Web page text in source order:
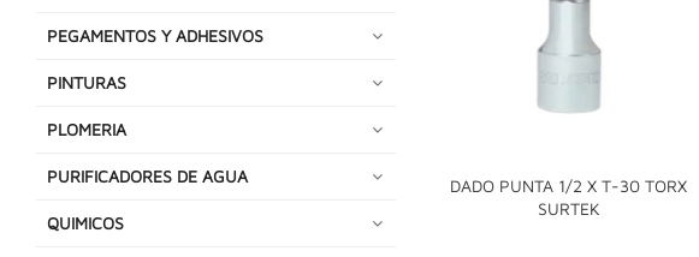
PEGAMENTOS Y ADHESIVOS
PINTURAS
PLOMERIA
PURIFICADORES DE AGUA
QUIMICOS
DADO PUNTA 1/2 X T-30 TORX
SURTEK
